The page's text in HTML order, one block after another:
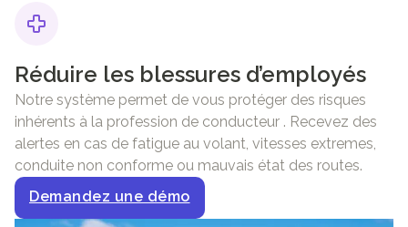
Réduire les blessures d’employés
Notre système permet de vous protéger des risques
inhérents à la profession de conducteur . Recevez des
alertes en cas de fatigue au volant, vitesses extremes,
conduite non conforme ou mauvais état des routes.
Demandez une démo